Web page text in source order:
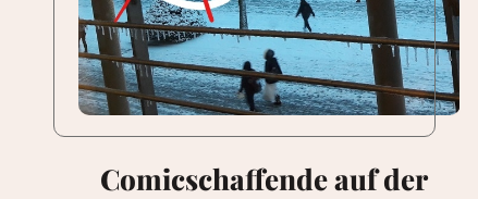
Comicschaffende auf der